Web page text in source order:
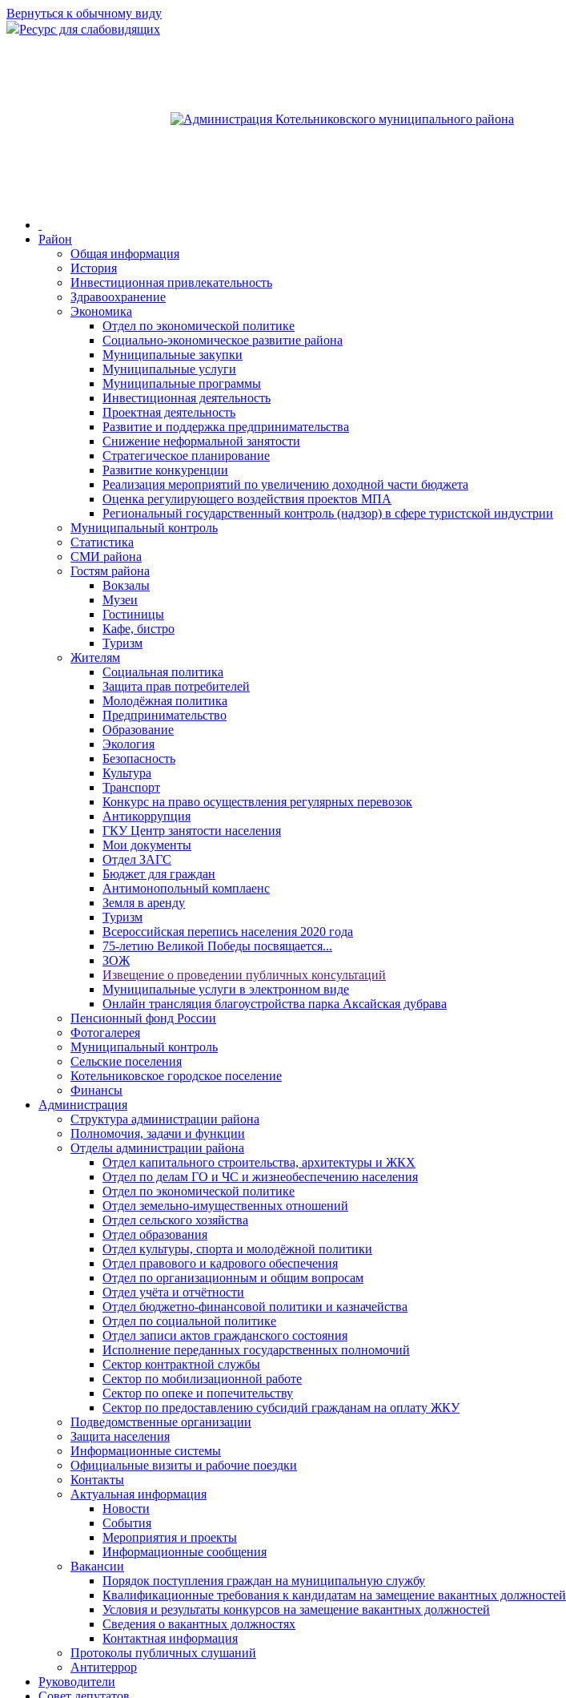
Вернуться к обычному виду
Ресурс для слабовидящих
Район
Общая информация
История
Инвестиционная привлекательность
Здравоохранение
Экономика
Отдел по экономической политике
Социально-экономическое развитие района
Муниципальные закупки
Муниципальные услуги
Муниципальные программы
Инвестиционная деятельность
Проектная деятельность
Развитие и поддержка предпринимательства
Снижение неформальной занятости
Стратегическое планирование
Развитие конкуренции
Реализация мероприятий по увеличению доходной части бюджета
Оценка регулирующего воздействия проектов МПА
Региональный государственный контроль (надзор) в сфере туристской индустрии
Муниципальный контроль
Статистика
СМИ района
Гостям района
Вокзалы
Музеи
Гостиницы
Кафе, бистро
Туризм
Жителям
Социальная политика
Защита прав потребителей
Молодёжная политика
Предпринимательство
Образование
Экология
Безопасность
Культура
Транспорт
Конкурс на право осуществления регулярных перевозок
Антикоррупция
ГКУ Центр занятости населения
Мои документы
Отдел ЗАГС
Бюджет для граждан
Антимонопольный комплаенс
Земля в аренду
Туризм
Всероссийская перепись населения 2020 года
75-летию Великой Победы посвящается...
ЗОЖ
Извещение о проведении публичных консультаций
Муниципальные услуги в электронном виде
Онлайн трансляция благоустройства парка Аксайская дубрава
Пенсионный фонд России
Фотогалерея
Муниципальный контроль
Сельские поселения
Котельниковское городское поселение
Финансы
Администрация
Структура администрации района
Полномочия, задачи и функции
Отделы администрации района
Отдел капитального строительства, архитектуры и ЖКХ
Отдел по делам ГО и ЧС и жизнеобеспечению населения
Отдел по экономической политике
Отдел земельно-имущественных отношений
Отдел сельского хозяйства
Отдел образования
Отдел культуры, спорта и молодёжной политики
Отдел правового и кадрового обеспечения
Отдел по организационным и общим вопросам
Отдел учёта и отчётности
Отдел бюджетно-финансовой политики и казначейства
Отдел по социальной политике
Отдел записи актов гражданского состояния
Исполнение переданных государственных полномочий
Сектор контрактной службы
Сектор по мобилизационной работе
Сектор по опеке и попечительству
Сектор по предоставлению субсидий гражданам на оплату ЖКУ
Подведомственные организации
Защита населения
Информационные системы
Официальные визиты и рабочие поездки
Контакты
Актуальная информация
Новости
События
Мероприятия и проекты
Информационные сообщения
Вакансии
Порядок поступления граждан на муниципальную службу
Квалификационные требования к кандидатам на замещение вакантных должностей
Условия и результаты конкурсов на замещение вакантных должностей
Сведения о вакантных должностях
Контактная информация
Протоколы публичных слушаний
Антитеррор
Руководители